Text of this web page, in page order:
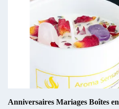
Anniversaires Mariages Boîtes